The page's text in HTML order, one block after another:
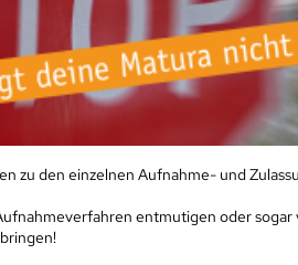
zu den einzelnen Aufnahme- und
entmutigen oder sogar